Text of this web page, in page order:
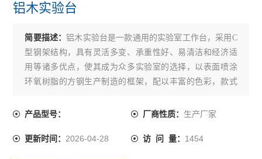
铝木实验台
简要描述：铝木实验台是一款通用的实验室工作台，采用C
型钢架结构，具有灵活多变、承重性好、易清洁和经济适
用等诸多优点，使其成为众多实验室的选择，以表面喷涂
环氧树脂的方钢生产制造的框架，配以丰富的色彩，款式
产品型号： 厂商性质： 生产厂家
更新时间：2026-04-28 访 问 量： 1454